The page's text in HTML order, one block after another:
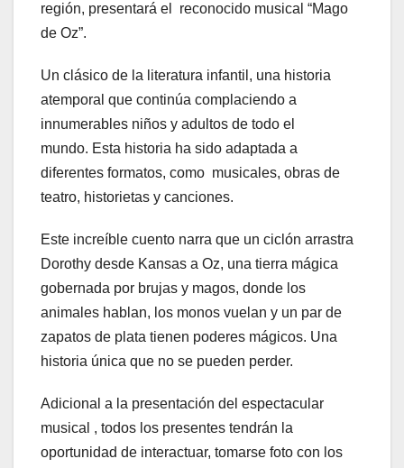
región, presentará el reconocido musical “Mago
de Oz”.
Un clásico de la literatura infantil, una historia
atemporal que continúa complaciendo a
innumerables niños y adultos de todo el
mundo. Esta historia ha sido adaptada a
diferentes formatos, como musicales, obras de
teatro, historietas y canciones.
Este increíble cuento narra que un ciclón arrastra
Dorothy desde Kansas a Oz, una tierra mágica
gobernada por brujas y magos, donde los
animales hablan, los monos vuelan y un par de
zapatos de plata tienen poderes mágicos. Una
historia única que no se pueden perder.
Adicional a la presentación del espectacular
musical , todos los presentes tendrán la
oportunidad de interactuar, tomarse foto con los